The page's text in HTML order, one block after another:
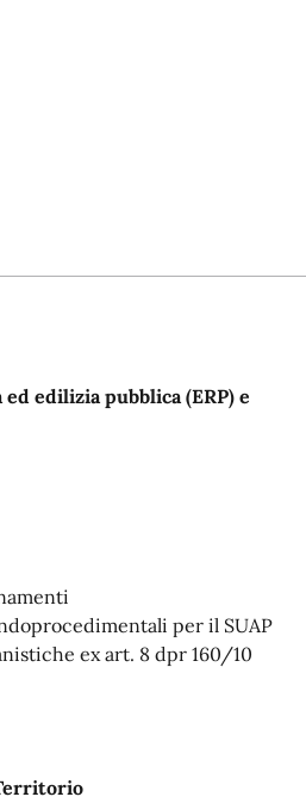
edilizia pubblica (ERP) e
per il SUAP
ex art. 8 dpr 160/10